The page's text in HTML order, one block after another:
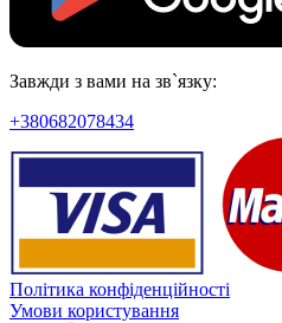
Завжди з вами на зв`язку:
+380682078434
Політика конфіденційності
Умови користування